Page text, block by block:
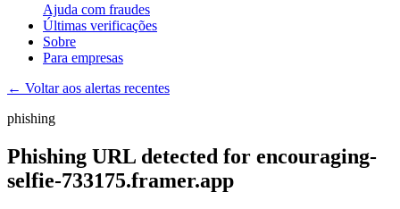
Ajuda com fraudes
Últimas verificações
Sobre
Para empresas
← Voltar aos alertas recentes
phishing
Phishing URL detected for encouraging-
selfie-733175.framer.app